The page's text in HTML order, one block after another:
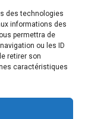
des technologies
informations des
permettra de
ou les ID
retirer son
caractéristiques
de ce site sont